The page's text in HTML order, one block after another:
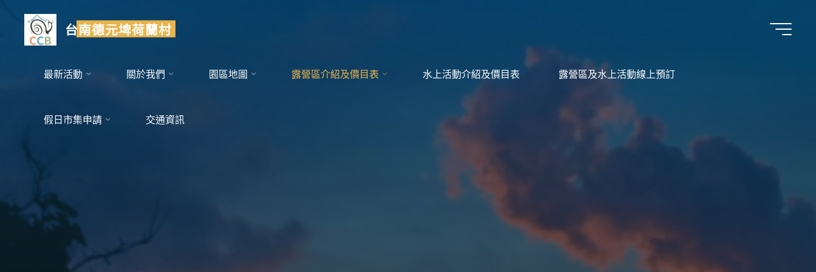
content
台南德元埤荷蘭村
最新活動 關於我們 園區地圖 露營區介紹及價目表 水上活動介紹及價目表 露營區及水上活動線上預訂
假日市集申請 交通資訊